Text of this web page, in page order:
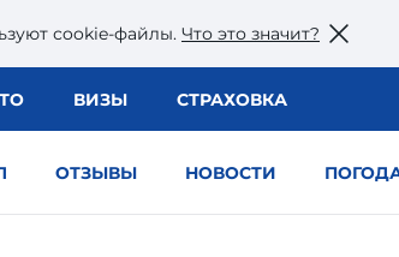
сookie-файлы. Что это значит?
ВИЗЫ СТРАХОВКА
ОТЗЫВЫ НОВОСТИ